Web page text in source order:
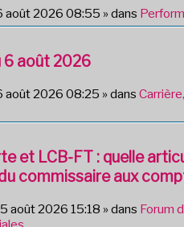
août 2026 08:55 » dans
6 août 2026
août 2026 08:25 » dans
et LCB-FT : quelle
commissaire aux
août 2026 15:18 » dans Forum